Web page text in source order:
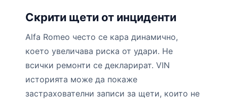
Скрити щети от инциденти
Alfa Romeo често се кара динамично,
което увеличава риска от удари. Не
всички ремонти се декларират. VIN
историята може да покаже
застрахователни записи за щети, които не